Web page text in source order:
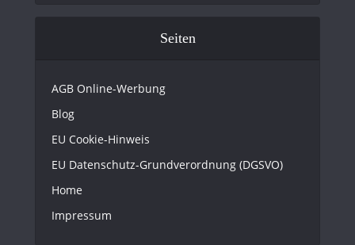
Seiten
AGB Online-Werbung
Blog
EU Cookie-Hinweis
EU Datenschutz-Grundverordnung (DGSVO)
Home
Impressum